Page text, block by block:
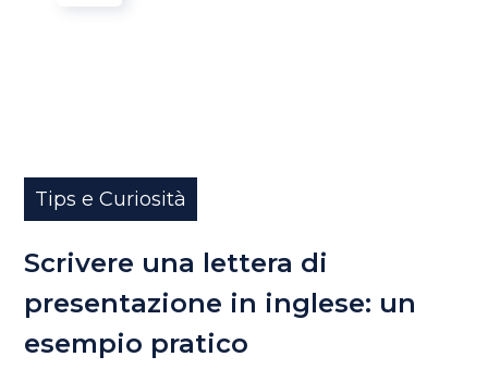
Tips e Curiosità
Scrivere una lettera di
presentazione in inglese: un
esempio pratico